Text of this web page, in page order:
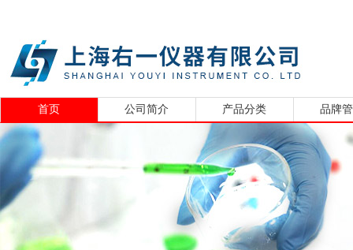
首页 公司简介 产品分类 品牌